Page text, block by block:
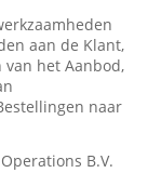
aan de Klant,
het Aanbod,
naar
B.V.